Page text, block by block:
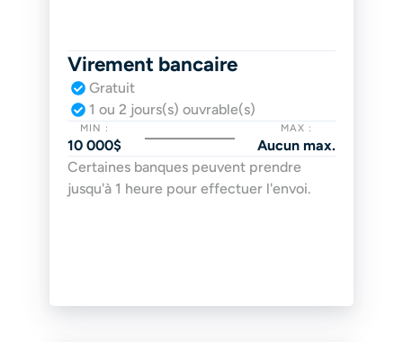
Virement bancaire
Gratuit
1 ou 2 jours(s) ouvrable(s)
MIN :
10 000$
MAX :
Aucun max.
Certaines banques peuvent prendre
jusqu'à 1 heure pour effectuer l'envoi.